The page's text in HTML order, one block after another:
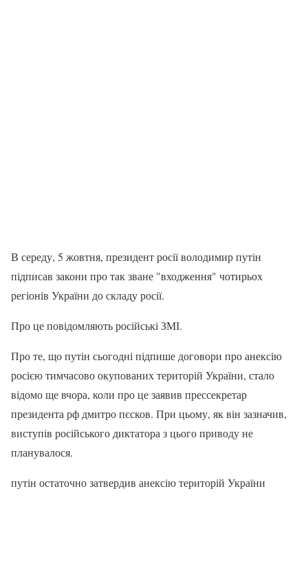
В середу, 5 жовтня, президент росії володимир путін
підписав закони про так зване "входження" чотирьох
регіонів України до складу росії.
Про це повідомляють російські ЗМІ.
Про те, що путін сьогодні підпише договори про анексію
росією тимчасово окупованих територій України, стало
відомо ще вчора, коли про це заявив прессекретар
президента рф дмитро пєсков. При цьому, як він зазначив,
виступів російського диктатора з цього приводу не
планувалося.
путін остаточно затвердив анексію територій України